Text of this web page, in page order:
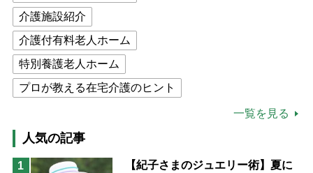
介護施設紹介
介護付有料老人ホーム
特別養護老人ホーム
プロが教える在宅介護のヒント
高木ブー
ケアマネジャー
猫が母になつきません
一覧を見る
人気の記事
1
【紀子さまのジュエリー術】夏に